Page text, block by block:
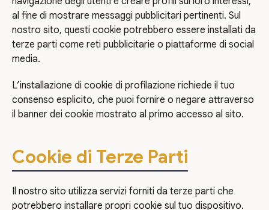
al fine di mostrare messaggi pubblicitari pertinenti. Sul
nostro sito, questi cookie potrebbero essere installati da
terze parti come reti pubblicitarie o piattaforme di social
media.
L’installazione di cookie di profilazione richiede il tuo
consenso esplicito, che puoi fornire o negare attraverso
il banner dei cookie mostrato al primo accesso al sito.
Cookie di Terze Parti
Il nostro sito utilizza servizi forniti da terze parti che
potrebbero installare propri cookie sul tuo dispositivo.